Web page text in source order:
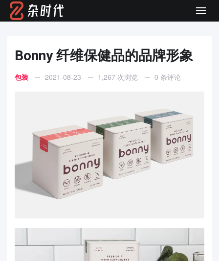
Menu
Bonny 纤维保健品的品牌形象
包装 2021-08-23 1,267 次浏览 0 条评论